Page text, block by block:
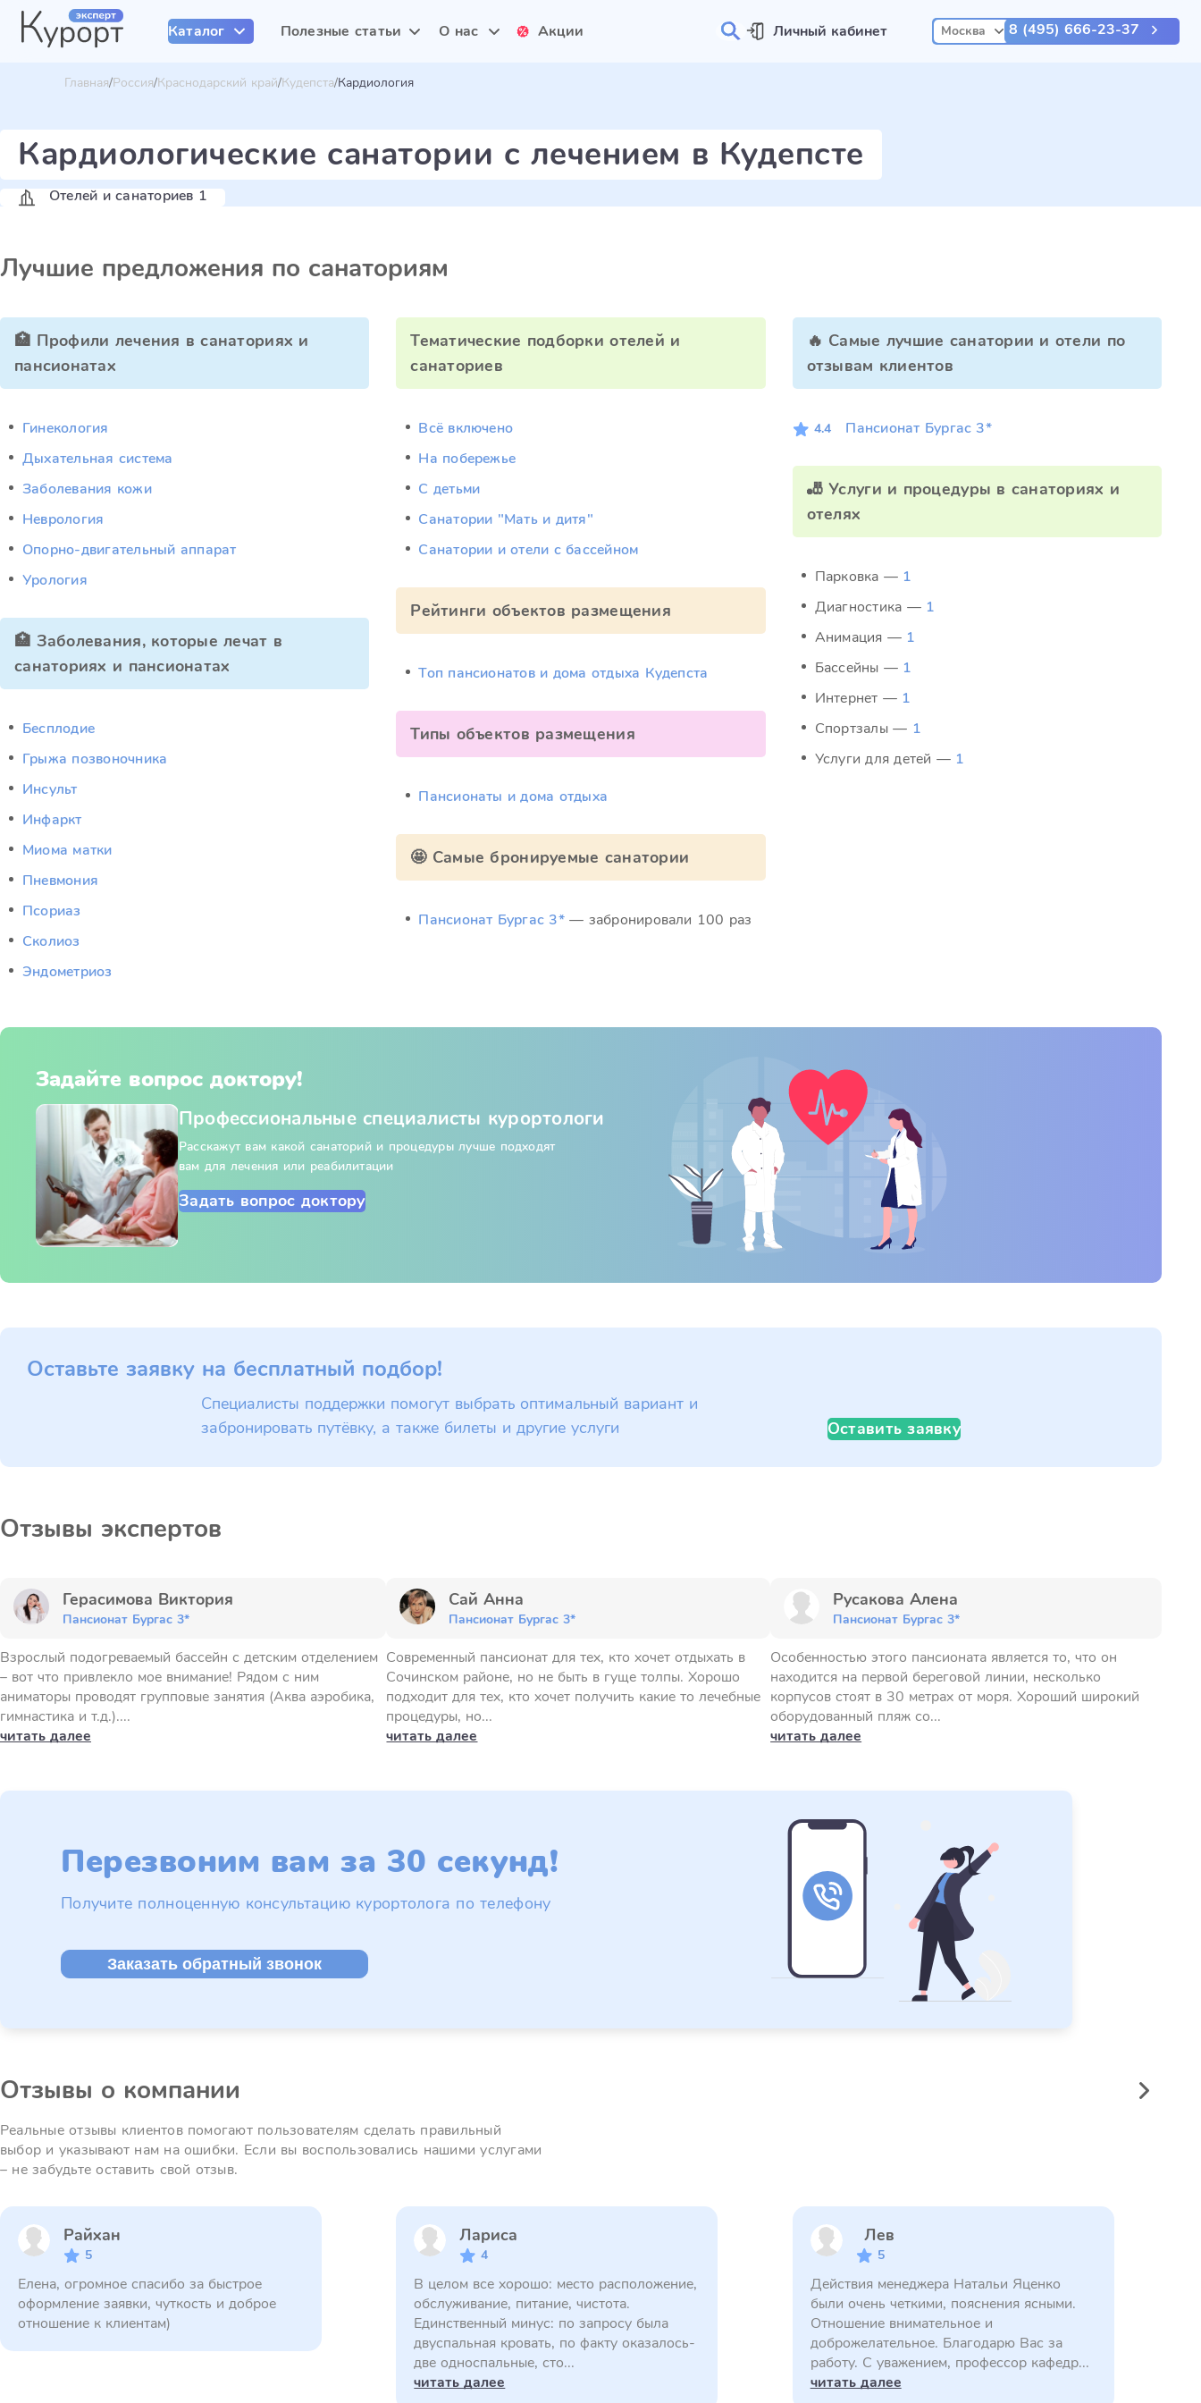
Каталог Полезные статьи О нас Акции Личный кабинет Москва 8 (495) 666-23-37
Главная Россия Краснодарский край Кудепста Кардиология
Кардиологические санатории с лечением в Кудепсте
Отелей и санаториев 1
Лучшие предложения по санаториям
🏥 Профили лечения в санаториях и
пансионатах
Гинекология
Дыхательная система
Заболевания кожи
Неврология
Опорно-двигательный аппарат
Урология
🏥 Заболевания, которые лечат в
санаториях и пансионатах
Бесплодие
Грыжа позвоночника
Инсульт
Инфаркт
Миома матки
Пневмония
Псориаз
Сколиоз
Эндометриоз
Тематические подборки отелей и
санаториев
Всё включено
На побережье
С детьми
Санатории "Мать и дитя"
Санатории и отели с бассейном
Рейтинги объектов размещения
Топ пансионатов и дома отдыха Кудепста
Типы объектов размещения
Пансионаты и дома отдыха
🤩 Самые бронируемые санатории
Пансионат Бургас 3* — забронировали 100 раз
🔥 Самые лучшие санатории и отели по
отзывам клиентов
4.4 Пансионат Бургас 3*
🎳 Услуги и процедуры в санаториях и
отелях
Парковка — 1
Диагностика — 1
Анимация — 1
Бассейны — 1
Интернет — 1
Спортзалы — 1
Услуги для детей — 1
Задайте вопрос доктору!
Профессиональные специалисты курортологи
Расскажут вам какой санаторий и процедуры лучше подходят
вам для лечения или реабилитации
Задать вопрос доктору
Оставьте заявку на бесплатный подбор!
Специалисты поддержки помогут выбрать оптимальный вариант и
забронировать путёвку, а также билеты и другие услуги
Оставить заявку
Отзывы экспертов
Герасимова Виктория
Пансионат Бургас 3*
Взрослый подогреваемый бассейн с детским отделением
– вот что привлекло мое внимание! Рядом с ним
аниматоры проводят групповые занятия (Аква аэробика,
гимнастика и т.д.)....
читать далее
Сай Анна
Пансионат Бургас 3*
Современный пансионат для тех, кто хочет отдыхать в
Сочинском районе, но не быть в гуще толпы. Хорошо
подходит для тех, кто хочет получить какие то лечебные
процедуры, но...
читать далее
Русакова Алена
Пансионат Бургас 3*
Особенностью этого пансионата является то, что он
находится на первой береговой линии, несколько
корпусов стоят в 30 метрах от моря. Хороший широкий
оборудованный пляж со...
читать далее
Перезвоним вам за 30 секунд!
Получите полноценную консультацию курортолога по телефону
Заказать обратный звонок
Отзывы о компании
Реальные отзывы клиентов помогают пользователям сделать правильный
выбор и указывают нам на ошибки. Если вы воспользовались нашими услугами
– не забудьте оставить свой отзыв.
Райхан
5
Елена, огромное спасибо за быстрое
оформление заявки, чуткость и доброе
отношение к клиентам)
Лариса
4
В целом все хорошо: место расположение,
обслуживание, питание, чистота.
Единственный минус: по запросу была
двуспальная кровать, по факту оказалось-
две односпальные, сто...
читать далее
Лев
5
Действия менеджера Натальи Яценко
были очень четкими, пояснения ясными.
Отношение внимательное и
доброжелательное. Благодарю Вас за
работу. С уважением, профессор кафедр...
читать далее